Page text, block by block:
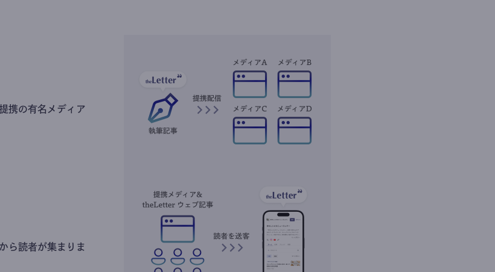
携の有名メディア
ら読者が集まりま